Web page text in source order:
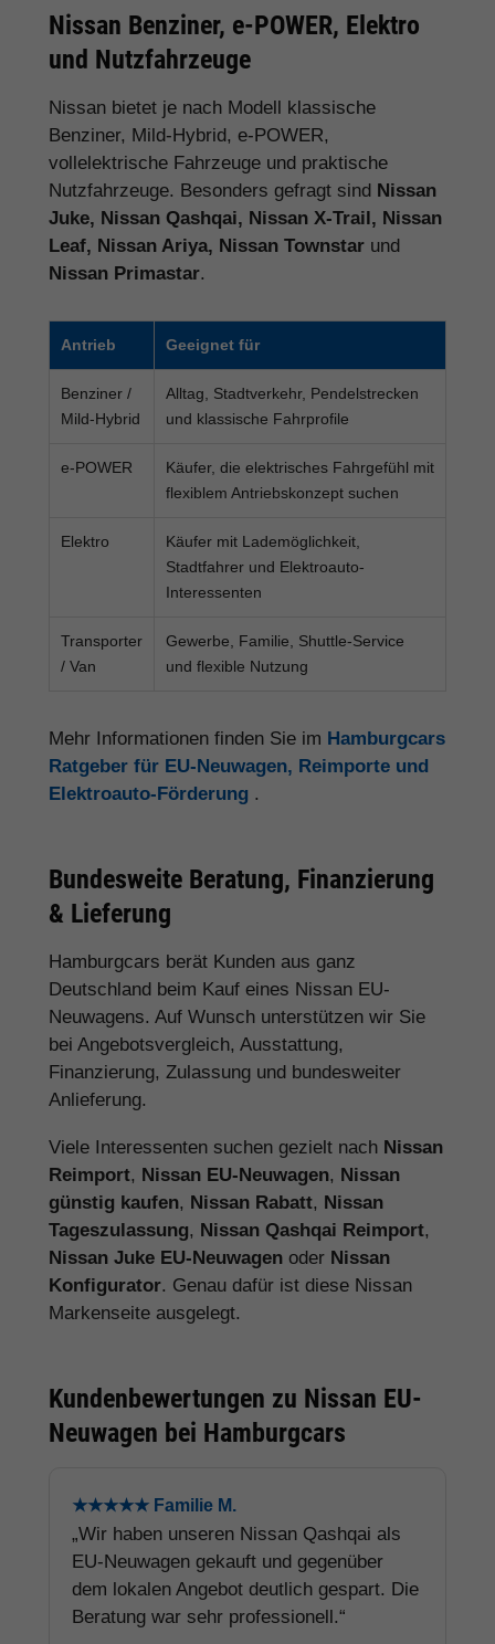
Nissan Benziner, e-POWER, Elektro
und Nutzfahrzeuge
Nissan bietet je nach Modell klassische
Benziner, Mild-Hybrid, e-POWER,
vollelektrische Fahrzeuge und praktische
Nutzfahrzeuge. Besonders gefragt sind Nissan
Juke, Nissan Qashqai, Nissan X-Trail, Nissan
Leaf, Nissan Ariya, Nissan Townstar und
Nissan Primastar.
Antrieb Geeignet für
Benziner /
Mild-Hybrid
Alltag, Stadtverkehr, Pendelstrecken
und klassische Fahrprofile
e-POWER
Käufer, die elektrisches Fahrgefühl mit
flexiblem Antriebskonzept suchen
Elektro
Käufer mit Lademöglichkeit,
Stadtfahrer und Elektroauto-
Interessenten
Transporter
/ Van
Gewerbe, Familie, Shuttle-Service
und flexible Nutzung
Mehr Informationen finden Sie im Hamburgcars
Ratgeber für EU-Neuwagen, Reimporte und
Elektroauto-Förderung .
Bundesweite Beratung, Finanzierung
& Lieferung
Hamburgcars berät Kunden aus ganz
Deutschland beim Kauf eines Nissan EU-
Neuwagens. Auf Wunsch unterstützen wir Sie
bei Angebotsvergleich, Ausstattung,
Finanzierung, Zulassung und bundesweiter
Anlieferung.
Viele Interessenten suchen gezielt nach Nissan
Reimport, Nissan EU-Neuwagen, Nissan
günstig kaufen, Nissan Rabatt, Nissan
Tageszulassung, Nissan Qashqai Reimport,
Nissan Juke EU-Neuwagen oder Nissan
Konfigurator. Genau dafür ist diese Nissan
Markenseite ausgelegt.
Kundenbewertungen zu Nissan EU-
Neuwagen bei Hamburgcars
★★★★★ Familie M.
„Wir haben unseren Nissan Qashqai als
EU-Neuwagen gekauft und gegenüber
dem lokalen Angebot deutlich gespart. Die
Beratung war sehr professionell.“